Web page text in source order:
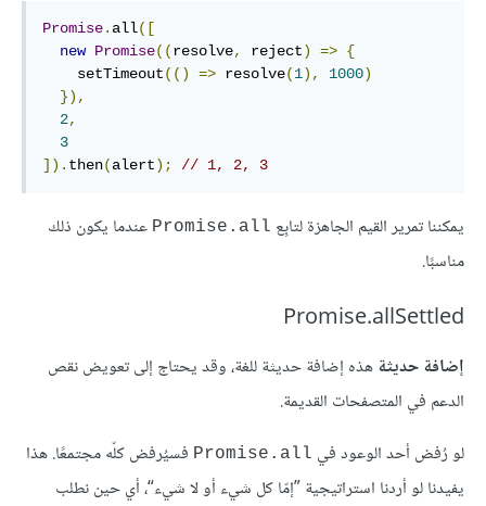
Promise. all([
new Promise((resolve, reject) => {
    setTimeout
(() => resolve(1), 1000)
}),
2,
3
]). then(alert); // 1, 2, 3
يمكننا تمرير القيم الجاهزة لتابِع Promise.all عندما يكون ذلك
مناسبًا.
Promise.allSettled
إضافة حديثة هذه إضافة حديثة للغة، وقد يحتاج إلى تعويض نقص
الدعم في المتصفحات القديمة.
لو رُفض أحد الوعود في Promise.all فسيُرفض كلّه مجتمعًا. هذا
يفيدنا لو أردنا استراتيجية ”إمّا كل شيء أو لا شيء“، أي حين نطلب